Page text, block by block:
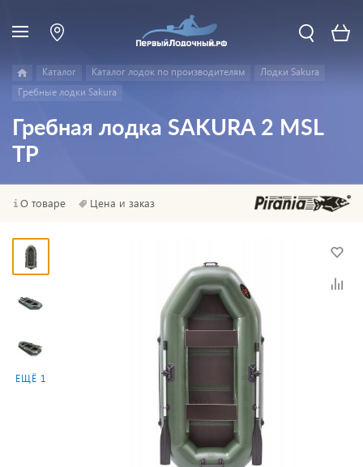
Каталог Каталог лодок по производителям
Лодки Sakura
Гребные лодки Sakura
Гребная лодка SAKURA 2 МSL
ТР
О товаре Цена и заказ
ЕЩЁ 1